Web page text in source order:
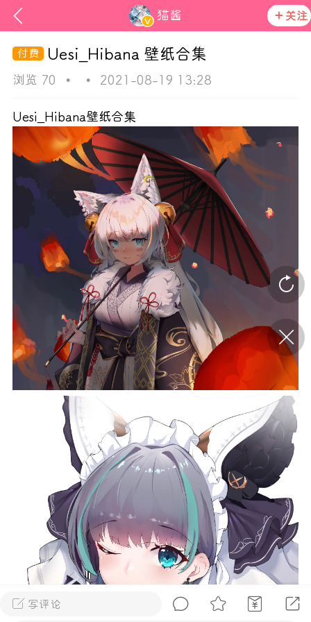
猫酱 关注
ss
区发布非法内容 发现立即永久封号
官方公告
177
隐藏
P站美图推荐——紫发特辑
隐藏
P站美图推荐——透视装特辑（二）
0
写评论
Uesi_Hibana 壁纸合集
浏览 70 • • 2021-08-19 13:28
Uesi_Hibana壁纸合集